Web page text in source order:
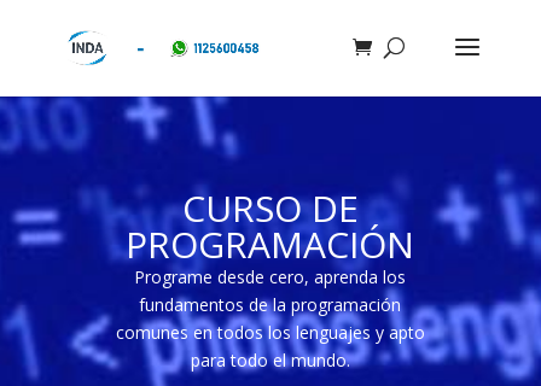
CURSO DE
PROGRAMACIÓN
Programe desde cero, aprenda los
fundamentos de la programación
comunes en todos los lenguajes y apto
para todo el mundo.